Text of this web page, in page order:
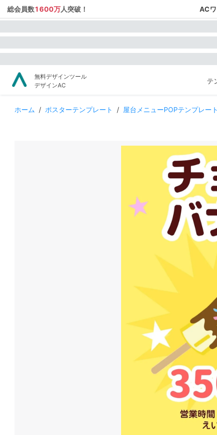
総会員数1600万人突破！ AC
無料デザインツール
デザインAC
テ
ホーム / ポスターテンプレート / 屋台メニューPOPテンプレート